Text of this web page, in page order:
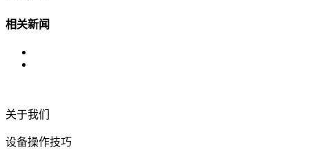
相关新闻
关于我们
设备操作技巧